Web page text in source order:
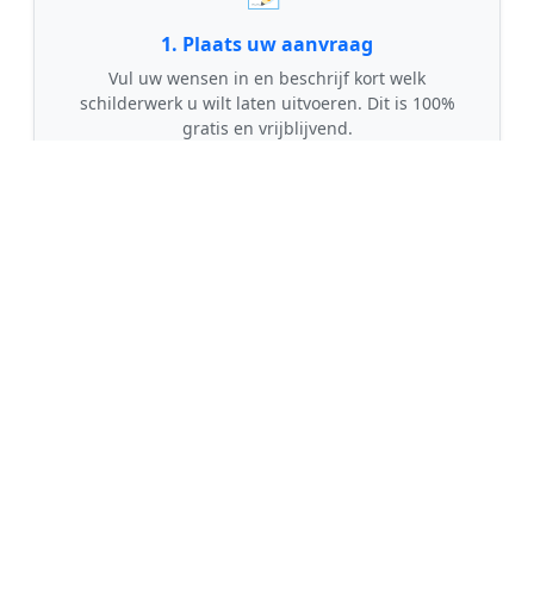
1. Plaats uw aanvraag
Vul uw wensen in en beschrijf kort welk
schilderwerk u wilt laten uitvoeren. Dit is 100%
gratis en vrijblijvend.